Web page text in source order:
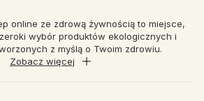
online ze zdrową żywnością to miejsce,
wybór produktów ekologicznych i
z myślą o Twoim zdrowiu.
Zobacz więcej